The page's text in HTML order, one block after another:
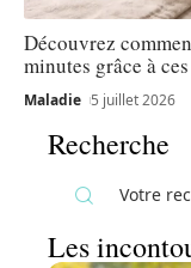
Découvrez
minutes grâce à
Maladie 5 juillet 2026
Recherche
Les